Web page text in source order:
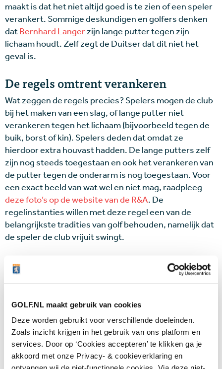
GOLF.NL maakt gebruik van cookies
Deze worden gebruikt voor verschillende doeleinden.
Zoals inzicht krijgen in het gebruik van ons platform en
services. Door op ‘Cookies accepteren’ te klikken ga je
akkoord met onze Privacy- & cookieverklaring en
maakt is dat het niet altijd goed is te zien of een speler
verankert. Sommige deskundigen en golfers denken
datBernhard Langerzijn lange putter tegen zijn
lichaam houdt. Zelf zegt de Duitser dat dit niet het
geval is.
De regels omtrent verankeren
Wat zeggen de regels precies? Spelers mogen de club
bij het maken van een slag, of lange putter niet
verankeren tegen het lichaam (bijvoorbeeld tegen de
buik, borst of kin). Spelers deden dat omdat ze
hierdoor extra houvast hadden. De lange putters zelf
zijn nog steeds toegestaan en ook het verankeren van
de putter tegen de onderarm is nog toegestaan. Voor
een exact beeld van wat wel en niet mag, raadpleeg
deze foto’s op de website van de R&A. De
regelinstanties willen met deze regel een van de
belangrijkste tradities van golf behouden, namelijk dat
de speler de club vrijuit swingt.
Adm Scott in de slotronde van het US PGA
cookies om deze video te kunnen bekijken.
Equipmentnieuws